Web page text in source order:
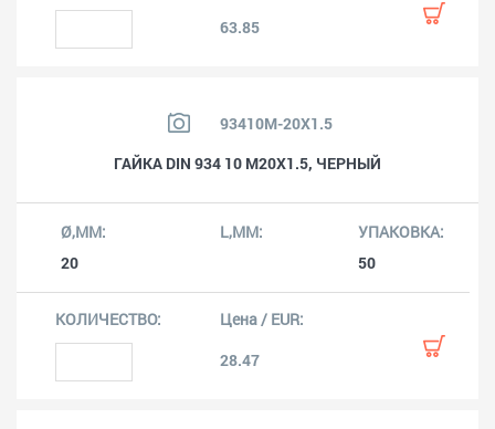
63.85
93410M-20X1.5
ГАЙКА DIN 934 10 M20X1.5, ЧЕРНЫЙ
20 50
28.47